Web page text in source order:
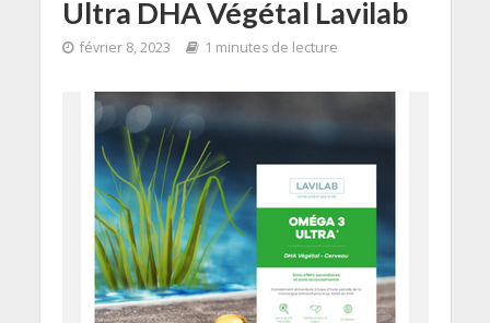
Ultra DHA Végétal Lavilab
février 8, 2023 1 minutes de lecture